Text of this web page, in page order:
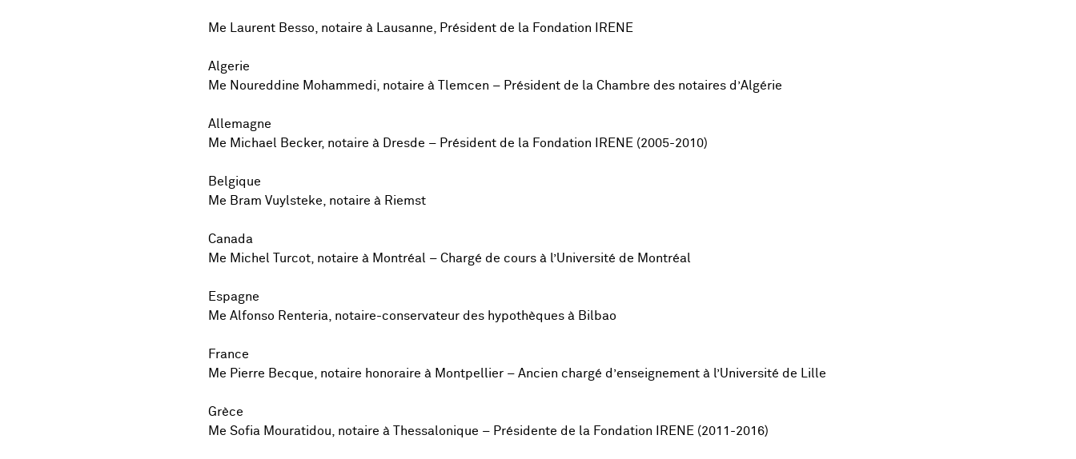
Me Laurent Besso, notaire à Lausanne, Président de la Fondation IRENE
Algerie
Me Noureddine Mohammedi, notaire à Tlemcen – Président de la Chambre des notaires d’Algérie
Allemagne
Me Michael Becker, notaire à Dresde – Président de la Fondation IRENE (2005-2010)
Belgique
Me Bram Vuylsteke, notaire à Riemst
Canada
Me Michel Turcot, notaire à Montréal – Chargé de cours à l’Université de Montréal
Espagne
Me Alfonso Renteria, notaire-conservateur des hypothèques à Bilbao
France
Me Pierre Becque, notaire honoraire à Montpellier – Ancien chargé d’enseignement à l’Université de Lille
Grèce
Me Sofia Mouratidou, notaire à Thessalonique – Présidente de la Fondation IRENE (2011-2016)